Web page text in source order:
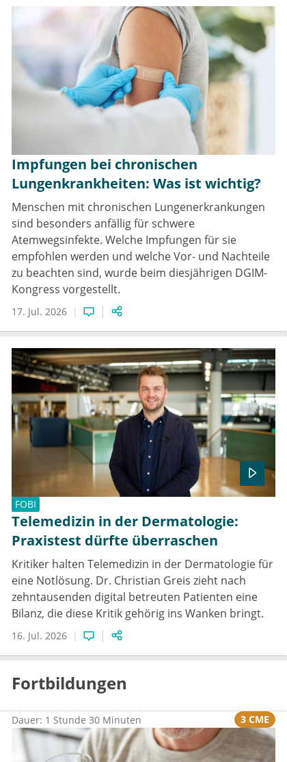
Impfungen bei chronischen
Lungenkrankheiten: Was ist wichtig?
Menschen mit chronischen Lungenerkrankungen
sind besonders anfällig für schwere
Atemwegsinfekte. Welche Impfungen für sie
empfohlen werden und welche Vor- und Nachteile
zu beachten sind, wurde beim diesjährigen DGIM-
Kongress vorgestellt.
17. Jul. 2026
FOBI
Telemedizin in der Dermatologie:
Praxistest dürfte überraschen
Kritiker halten Telemedizin in der Dermatologie für
eine Notlösung. Dr. Christian Greis zieht nach
zehntausenden digital betreuten Patienten eine
Bilanz, die diese Kritik gehörig ins Wanken bringt.
16. Jul. 2026
Fortbildungen
Dauer: 1 Stunde 30 Minuten 3 CME